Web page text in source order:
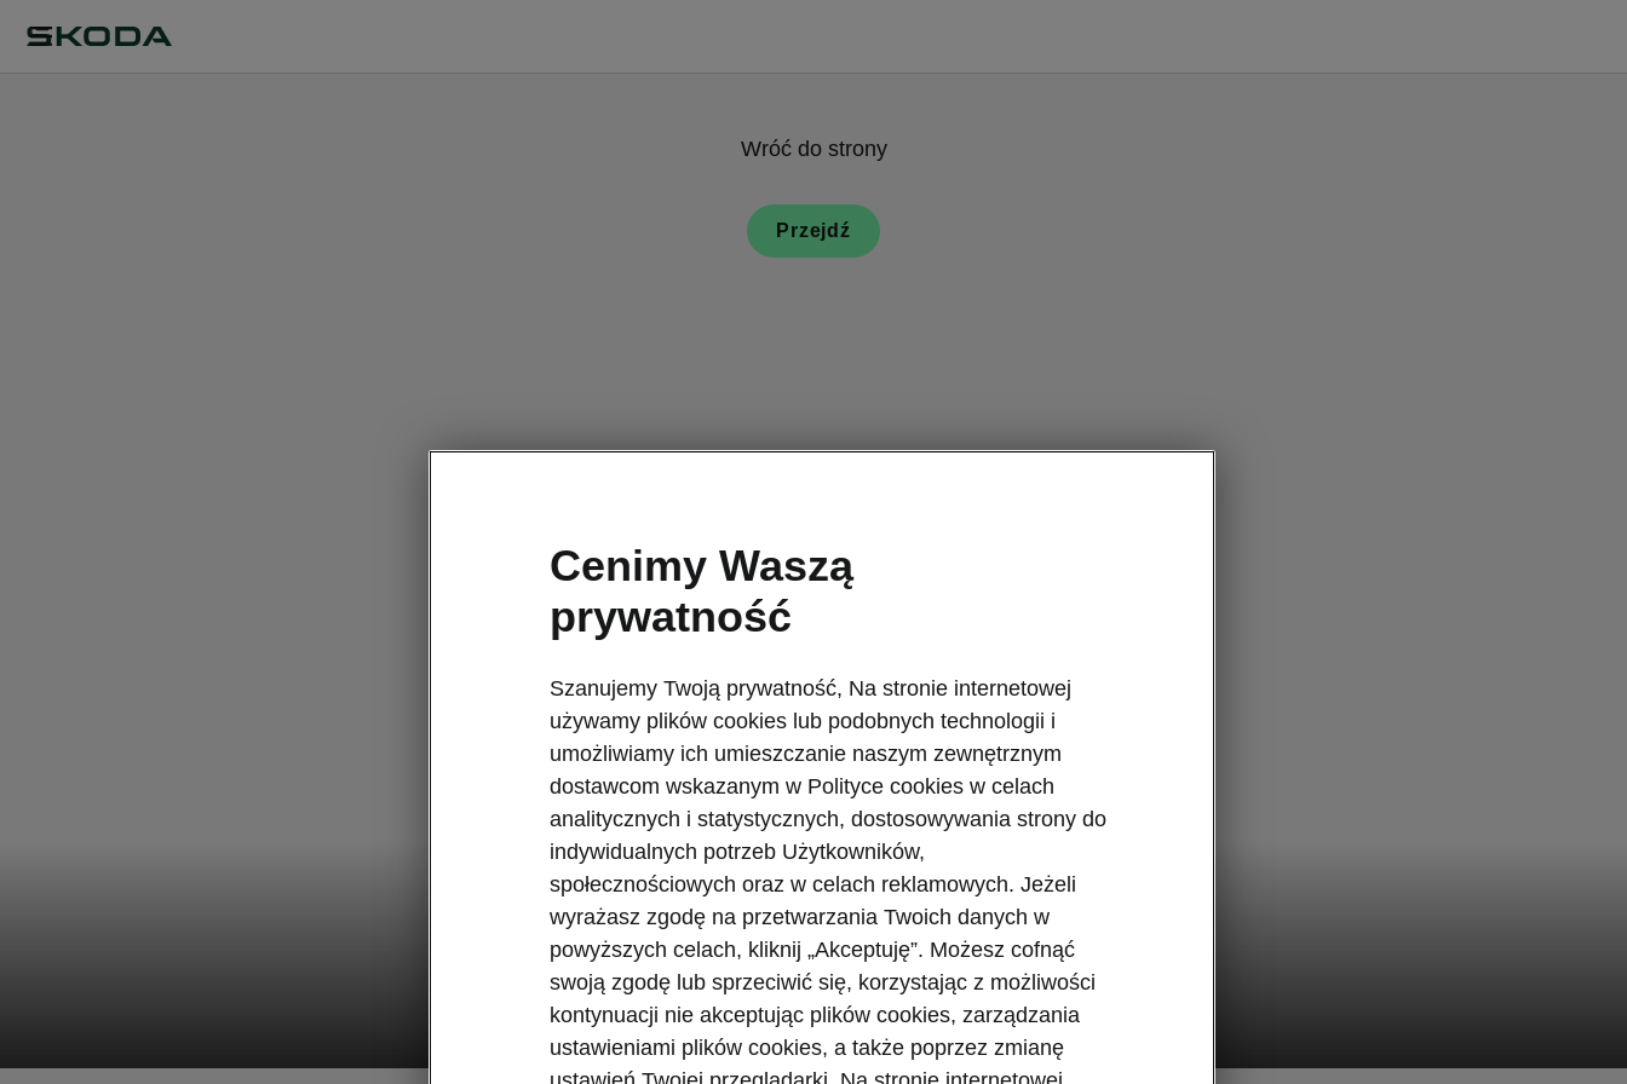
Wróć do strony
Przejdź
Cenimy Waszą
prywatność
Szanujemy Twoją prywatność, Na stronie internetowej
używamy plików cookies lub podobnych technologii i
umożliwiamy ich umieszczanie naszym zewnętrznym
dostawcom wskazanym w Polityce cookies w celach
analitycznych i statystycznych, dostosowywania strony do
indywidualnych potrzeb Użytkowników,
społecznościowych oraz w celach reklamowych. Jeżeli
wyrażasz zgodę na przetwarzania Twoich danych w
powyższych celach, kliknij „Akceptuję”. Możesz cofnąć
swoją zgodę lub sprzeciwić się, korzystając z możliwości
kontynuacji nie akceptując plików cookies, zarządzania
ustawieniami plików cookies, a także poprzez zmianę